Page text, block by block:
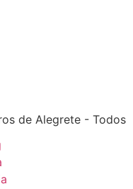
de Alegrete - Todos